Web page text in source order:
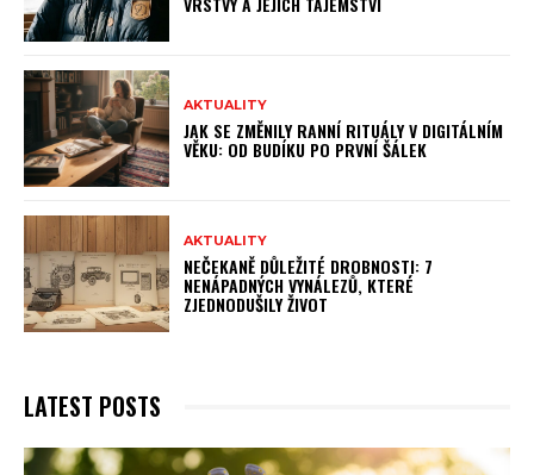
AKTUALITY
JAK SE ZMĚNILY RANNÍ RITUÁLY V DIGITÁLNÍM
VĚKU: OD BUDÍKU PO PRVNÍ ŠÁLEK
AKTUALITY
NEČEKANĚ DŮLEŽITÉ DROBNOSTI: 7
NENÁPADNÝCH VYNÁLEZŮ, KTERÉ
ZJEDNODUŠILY ŽIVOT
LATEST POSTS